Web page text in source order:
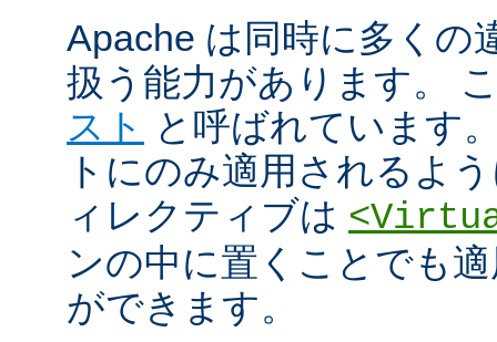
Apache は同時に多くの
扱う能力があります。
スト
と呼ばれています
トにのみ適用されるよ
ィレクティブは
ンの中に置くことでも
ができます。